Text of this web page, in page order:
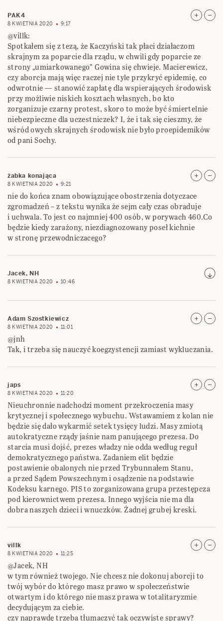
PAK4
8 KWIETNIA 2020 9:17
@villk:
Spotkałem się z tezą, że Kaczyński tak płaci działaczom
skrajnym za poparcie dla rządu, w chwili gdy poparcie ze
strony „umiarkowanego” Gowina się chwieje. Macierewicz,
czy aborcja mają więc raczej nie tyle przykryć epidemię, co
odwrotnie — stanowić zapłatę dla wspierających środowisk
przy możliwie niskich kosztach własnych, bo kto
zorganizuje czarny protest, skoro to może być śmiertelnie
niebezpieczne dla uczestniczek? I, że i tak się cieszmy, że
wśród owych skrajnych środowisk nie było proepidemików
od pani Sochy.
żabka konająca
8 KWIETNIA 2020 9:21
nie do końca znam obowiązujące obostrzenia dotyczace
zgromadzeń – z tekstu wynika że sejm cały czas obraduje
i uchwala. To jest co najmniej 400 osób, w porywach 460.Co
będzie kiedy zarażony, niezdiagnozowany poseł kichnie
w stronę przewodniczacego?
Jacek, NH
8 KWIETNIA 2020 10:46
Adam Szostkiewicz
8 KWIETNIA 2020 11:01
@jnh
Tak, i trzeba się nauczyć koegzystencji zamiast wykluczania.
japs
8 KWIETNIA 2020 11:20
Nieuchronnie nadchodzi moment przekroczenia masy
krytycznej i społecznego wybuchu. Wstawamiem z kolan nie
będzie się dało wykarmić setek tysięcy ludzi. Masy zmiotą
autokratyczne rządy jaśnie nam panującego prezesa. Do
starcia musi dojść, prezes władzy nie odda według reguł
demokratycznego państwa. Zadaniem elit będzie
postawienie obalonych nie przed Trybunnałem Stanu,
a przed Sądem Powszechnym i osądzenie na podstawie
Kodeksu karnego. PIS to zorganizowana grupa przestępcza
pod kierownictwem prezesa. Innego wyjścia nie ma dla
dobra naszych dzieci i wnuczków. Żadnej grubej kreski.
villk
8 KWIETNIA 2020 11:25
@Jacek, NH
w tym również twojego. Nie chcesz nie dokonuj aborcji to
twój wybór do którego masz prawo w społeczeństwie
otwartym i do którego nie masz prawa w totalitaryzmie
decydującym za ciebie.
czy naprawdę trzeba tłumaczyć tak oczywiste sprawy?